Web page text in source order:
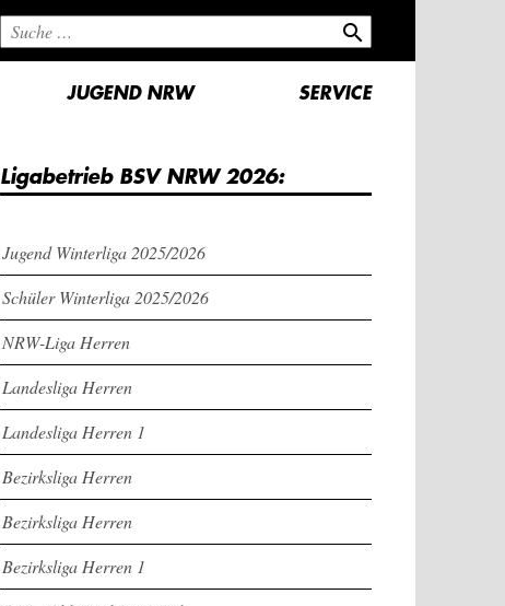
search
JUGEND NRW SERVICE
Ligabetrieb BSV NRW 2026:
Jugend Winterliga 2025/2026
Schüler Winterliga 2025/2026
NRW-Liga Herren
Landesliga Herren
Landesliga Herren 1
Bezirksliga Herren
Bezirksliga Herren
Bezirksliga Herren 1